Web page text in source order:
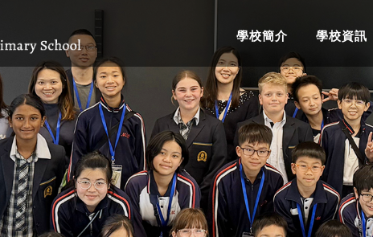
學校簡介 學校資訊